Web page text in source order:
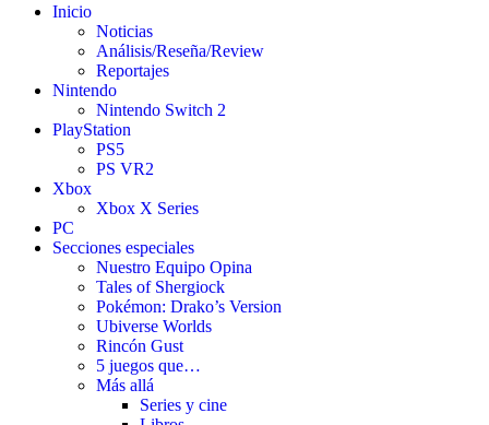
Inicio
Noticias
Análisis/Reseña/Review
Reportajes
Nintendo
Nintendo Switch 2
PlayStation
PS5
PS VR2
Xbox
Xbox X Series
PC
Secciones especiales
Nuestro Equipo Opina
Tales of Shergiock
Pokémon: Drako’s Version
Ubiverse Worlds
Rincón Gust
5 juegos que…
Más allá
Series y cine